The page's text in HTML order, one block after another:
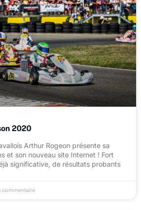
2020
Arthur Rogeon présente sa
et son nouveau site Internet ! Fort
significative, de résultats probants
commentaire